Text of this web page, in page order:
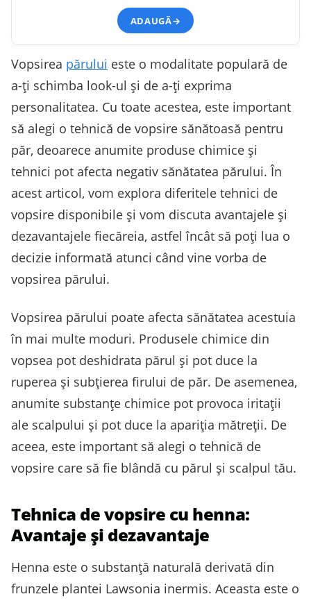
ADAUGĂ→
Vopsirea părului este o modalitate populară de
a-ți schimba look-ul și de a-ți exprima
personalitatea. Cu toate acestea, este important
să alegi o tehnică de vopsire sănătoasă pentru
păr, deoarece anumite produse chimice și
tehnici pot afecta negativ sănătatea părului. În
acest articol, vom explora diferitele tehnici de
vopsire disponibile și vom discuta avantajele și
dezavantajele fiecăreia, astfel încât să poți lua o
decizie informată atunci când vine vorba de
vopsirea părului.
Vopsirea părului poate afecta sănătatea acestuia
în mai multe moduri. Produsele chimice din
vopsea pot deshidrata părul și pot duce la
ruperea și subțierea firului de păr. De asemenea,
anumite substanțe chimice pot provoca iritații
ale scalpului și pot duce la apariția mătreții. De
aceea, este important să alegi o tehnică de
vopsire care să fie blândă cu părul și scalpul tău.
Tehnica de vopsire cu henna:
Avantaje și dezavantaje
Henna este o substanță naturală derivată din
frunzele plantei Lawsonia inermis. Aceasta este o